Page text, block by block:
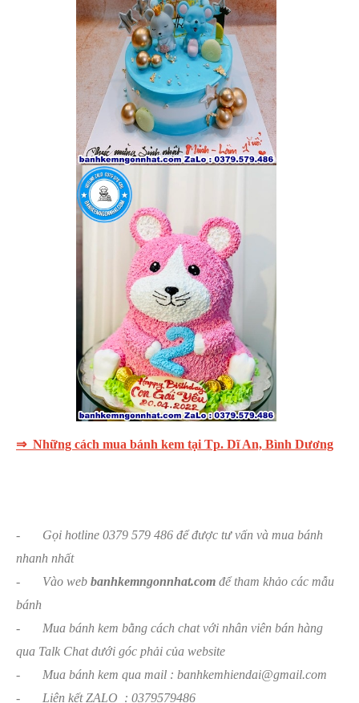
⇒ Những cách mua bánh kem tại Tp. Dĩ An, Bình Dương
- Gọi hotline 0379 579 486 để được tư vấn và mua bánh
nhanh nhất
- Vào web banhkemngonnhat.com để tham khảo các mẫu
bánh
- Mua bánh kem bằng cách chat với nhân viên bán hàng
qua Talk Chat dưới góc phải của website
- Mua bánh kem qua mail : banhkemhiendai@gmail.com
- Liên kết ZALO : 0379579486